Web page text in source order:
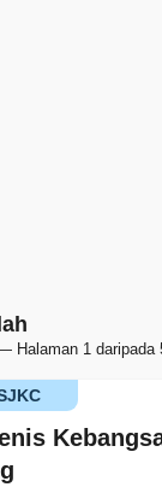
Halaman 1 daripada